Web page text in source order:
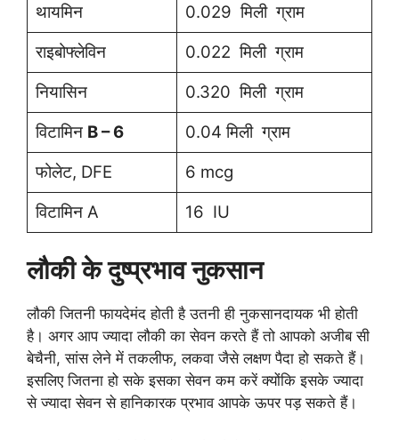
थायमिन
0.029 मिली ग्राम
राइबोफ्लेविन
0.022 मिली ग्राम
नियासिन
0.320 मिली ग्राम
विटामिन B – 6
0.04 मिली ग्राम
फोलेट, DFE
6 mcg
विटामिन A
16 IU
लौकी के दुष्प्रभाव नुकसान
लौकी जितनी फायदेमंद होती है उतनी ही नुकसानदायक भी होती
है। अगर आप ज्यादा लौकी का सेवन करते हैं तो आपको अजीब सी
बेचैनी, सांस लेने में तकलीफ, लकवा जैसे लक्षण पैदा हो सकते हैं।
इसलिए जितना हो सके इसका सेवन कम करें क्योंकि इसके ज्यादा
से ज्यादा सेवन से हानिकारक प्रभाव आपके ऊपर पड़ सकते हैं।